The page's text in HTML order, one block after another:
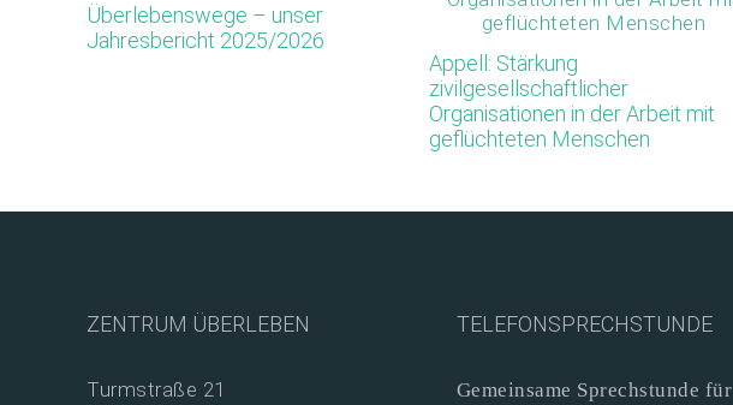
Überlebenswege – unser
Jahresbericht 2025/2026
Appell: Stärkung
zivilgesellschaftlicher
Organisationen in der Arbeit mit
geflüchteten Menschen
ZENTRUM ÜBERLEBEN
Turmstraße 21
TELEFONSPRECHSTUNDE
Gemeinsame Sprechstunde für